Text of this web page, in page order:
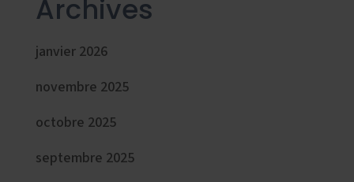
Archives
janvier 2026
novembre 2025
octobre 2025
septembre 2025